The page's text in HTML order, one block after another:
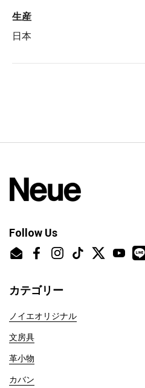
生産
日本
Follow Us
Email FacebookInstagramTikTokTwitterYouTube
カテゴリー
ノイエオリジナル
文房具
革小物
カバン